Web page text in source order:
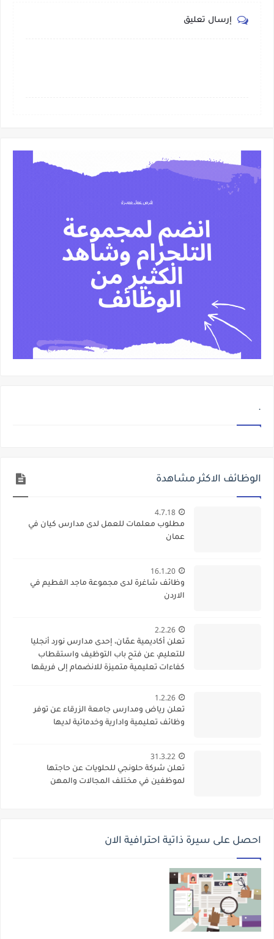
إرسال تعليق
.
الوظائف الاكثر مشاهدة
4.7.18
مطلوب معلمات للعمل لدى مدارس كيان في
عمان
16.1.20
وظائف شاغرة لدى مجموعة ماجد الفطيم في
الاردن
2.2.26
تعلن أكاديمية عمّان، إحدى مدارس نورد أنجليا
للتعليم، عن فتح باب التوظيف واستقطاب
كفاءات تعليمية متميزة للانضمام إلى فريقها
1.2.26
تعلن رياض ومدارس جامعة الزرقاء عن توفر
وظائف تعليمية وادارية وخدماتية لديها
31.3.22
تعلن شركة حلونجي للحلويات عن حاجتها
لموظفين في مختلف المجالات والمهن
احصل على سيرة ذاتية احترافية الان